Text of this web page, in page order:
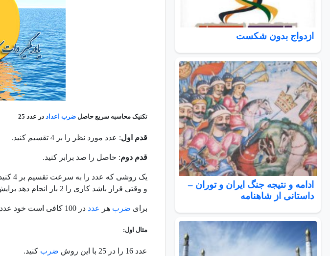
ازدواج بدون شکست
ادامه و نتیجه جنگ ایران و توران –
داستانی از شاهنامه
تکنیک محاسبه سریع حاصل ضرب اعداددر عدد 25
قدم اول: عدد مورد نظر را بر 4 تقسیم کنید.
قدم دوم: حاصل را صد برابر کنید.
و وقتی قرار باشد کاری را 2 بار انجام دهد برایش ساده است.
برای ضرب هر عدد در 100 کافی است خود عدد را بنویسید و مقابل آن دو تا صفر بگذارید.
مثال اول:
عدد 16 را در 25 با این روش ضرب کنید.